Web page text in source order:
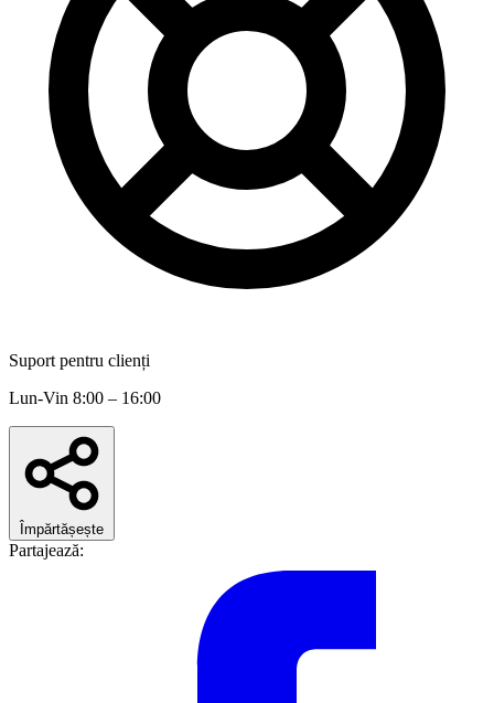
Suport pentru clienți
Lun-Vin 8:00 – 16:00
Împărtășește
Partajează: